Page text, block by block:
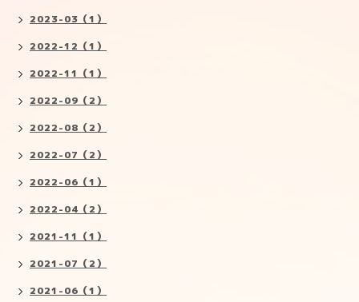
2023-03（1）
2022-12（1）
2022-11（1）
2022-09（2）
2022-08（2）
2022-07（2）
2022-06（1）
2022-04（2）
2021-11（1）
2021-07（2）
2021-06（1）